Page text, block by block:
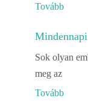
Tovább
Sok olyan
meg az
Tovább